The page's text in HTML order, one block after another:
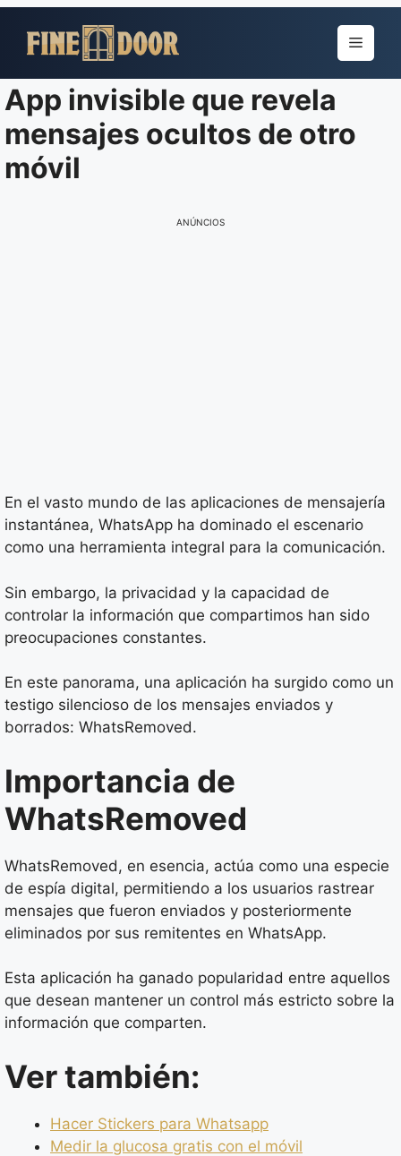
para
conteúdo
Menu
App invisible que revela
mensajes ocultos de otro
móvil
ANÚNCIOS
En el vasto mundo de las aplicaciones de mensajería
instantánea, WhatsApp ha dominado el escenario
como una herramienta integral para la comunicación.
Sin embargo, la privacidad y la capacidad de
controlar la información que compartimos han sido
preocupaciones constantes.
En este panorama, una aplicación ha surgido como un
testigo silencioso de los mensajes enviados y
borrados: WhatsRemoved.
Importancia de
WhatsRemoved
WhatsRemoved, en esencia, actúa como una especie
de espía digital, permitiendo a los usuarios rastrear
mensajes que fueron enviados y posteriormente
eliminados por sus remitentes en WhatsApp.
Esta aplicación ha ganado popularidad entre aquellos
que desean mantener un control más estricto sobre la
información que comparten.
Ver también:
Hacer Stickers para Whatsapp
Medir la glucosa gratis con el móvil